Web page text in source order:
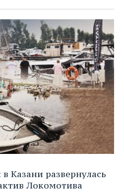
Казани развернулась
Локомотива